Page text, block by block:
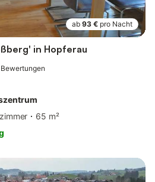
ab 93 € pro Nacht
in Hopferau
Bewertungen
65 m²